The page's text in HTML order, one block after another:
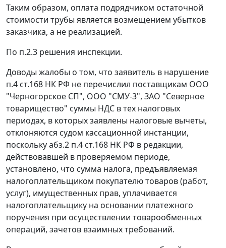
Таким образом, оплата подрядчиком остаточной
стоимости трубы является возмещением убытков
заказчика, а не реализацией.
По п.2.3 решения инспекции.
Доводы жалобы о том, что заявитель в нарушение
п.4 ст.168 НК РФ не перечислил поставщикам ООО
"Черногорское СП", ООО "СМУ-3", ЗАО "Северное
товарищество" суммы НДС в тех налоговых
периодах, в которых заявлены налоговые вычеты,
отклоняются судом кассационной инстанции,
посколькуабз.2 п.4 ст.168 НК РФ в редакции,
действовавшей в проверяемом периоде,
установлено, что сумма налога, предъявляемая
налогоплательщиком покупателю товаров (работ,
услуг), имущественных прав, уплачивается
налогоплательщику на основании платежного
поручения при осуществлении товарообменных
операций, зачетов взаимных требований.